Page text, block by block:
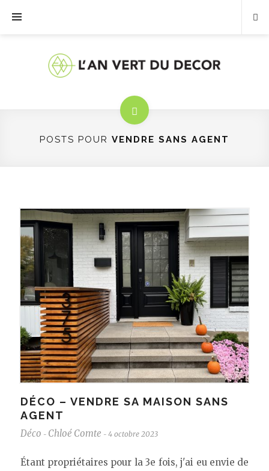
POSTS POUR VENDRE SANS AGENT
DÉCO – VENDRE SA MAISON SANS
AGENT
Déco - Chloé Comte - 4 octobre 2023
Étant propriétaires pour la 3e fois, j'ai eu envie de